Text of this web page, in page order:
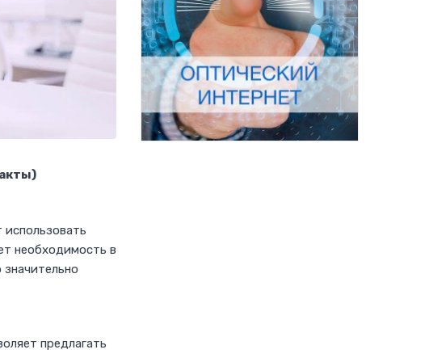
необходимость в
предлагать